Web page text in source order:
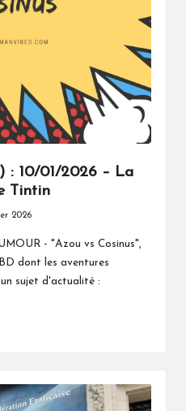
: 10/01/2026 – La
Tintin
2026
- "Azou vs Cosinus",
dont les aventures
sujet d'actualité :